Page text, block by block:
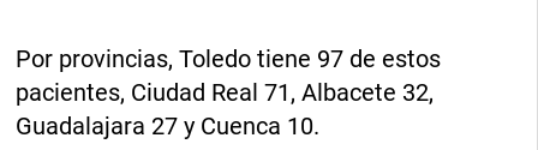
Por provincias, Toledo tiene 97 de estos
pacientes, Ciudad Real 71, Albacete 32,
Guadalajara 27 y Cuenca 10.